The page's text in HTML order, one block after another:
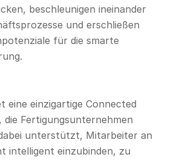
beschleunigen ineinander
und erschließen
für die smarte
eine einzigartige Connected
die Fertigungsunternehmen
unterstützt, Mitarbeiter an
intelligent einzubinden, zu